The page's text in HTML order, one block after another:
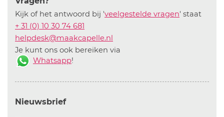
Kijk of het antwoord bij 'veelgestelde vragen' staat
+ 31 (0) 10 30 74 681
helpdesk@maakcapelle.nl
Je kunt ons ook bereiken via
Whatsapp!
Nieuwsbrief